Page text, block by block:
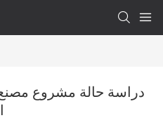
دراسة حالة مشروع مصنع